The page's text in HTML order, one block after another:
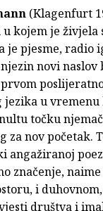
(Klagenfurt
kojem je živjela
je pjesme, radio
novi naslov
jezika u
točku
za nov početak.
angažiranoj
značenje, naime
i
društva i